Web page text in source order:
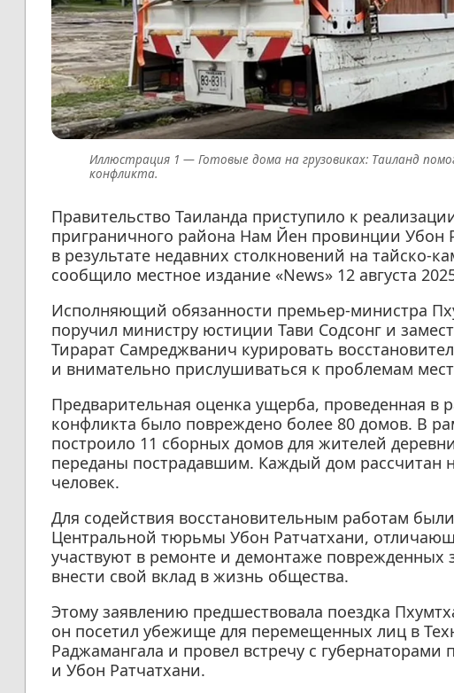
Готовые дома на грузовиках: Таиланд
конфликта.
Правительство Таиланда приступило к
приграничного района Нам Йен провинции Убон
в результате недавних столкновений на тайско-
сообщило местное издание «News» 12 августа
Исполняющий обязанности премьер-министра
поручил министру юстиции Тави Содсонг и
Тирарат Самреджванич курировать
и внимательно прислушиваться к проблемам
Предварительная оценка ущерба, проведенная в
конфликта было повреждено более 80 домов. В
построило 11 сборных домов для жителей
переданы пострадавшим. Каждый дом рассчитан
человек.
Для содействия восстановительным работам
Центральной тюрьмы Убон Ратчатхани,
участвуют в ремонте и демонтаже поврежденных
внести свой вклад в жизнь общества.
Этому заявлению предшествовала поездка
он посетил убежище для перемещенных лиц в
Раджамангала и провел встречу с
и Убон Ратчатхани.